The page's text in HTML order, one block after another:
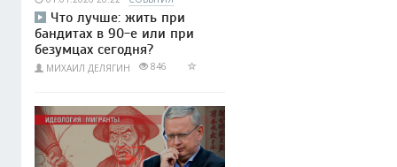
Что лучше: жить при
бандитах в 90-е или при
безумцах сегодня?
МИХАИЛ ДЕЛЯГИН 846